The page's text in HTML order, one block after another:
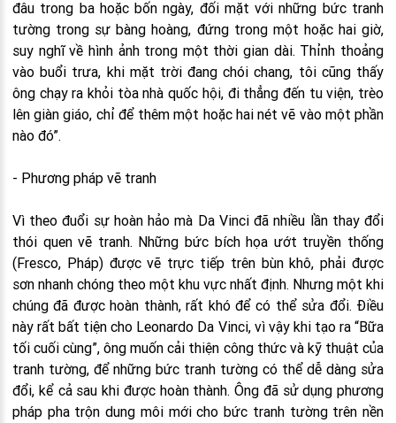
đâu trong ba hoặc bốn ngày, đối mặt với những bức tranh
tường trong sự bàng hoàng, đứng trong một hoặc hai giờ,
suy nghĩ về hình ảnh trong một thời gian dài. Thỉnh thoảng
vào buổi trưa, khi mặt trời đang chói chang, tôi cũng thấy
ông chạy ra khỏi tòa nhà quốc hội, đi thẳng đến tu viện, trèo
lên giàn giáo, chỉ để thêm một hoặc hai nét vẽ vào một phần
nào đó”.
- Phương pháp vẽ tranh
Vì theo đuổi sự hoàn hảo mà Da Vinci đã nhiều lần thay đổi
thói quen vẽ tranh. Những bức bích họa ướt truyền thống
(Fresco, Pháp) được vẽ trực tiếp trên bùn khô, phải được
sơn nhanh chóng theo một khu vực nhất định. Nhưng một khi
chúng đã được hoàn thành, rất khó để có thể sửa đổi. Điều
này rất bất tiện cho Leonardo Da Vinci, vì vậy khi tạo ra “Bữa
tối cuối cùng”, ông muốn cải thiện công thức và kỹ thuật của
tranh tường, để những bức tranh tường có thể dễ dàng sửa
đổi, kể cả sau khi được hoàn thành. Ông đã sử dụng phương
pháp pha trộn dung môi mới cho bức tranh tường trên nền